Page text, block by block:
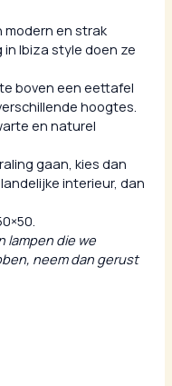
modern en strak
in Ibiza style doen ze
boven een eettafel
hoogtes.
en naturel
gaan, kies dan
interieur, dan
lampen die we
neem dan gerust